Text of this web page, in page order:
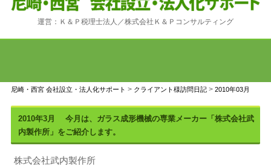
運営：Ｋ＆Ｐ税理士法人／株式会社Ｋ＆Ｐコンサルティング
尼崎・西宮 会社設立・法人化サポート > クライアント様訪問日記> 2010年03月
2010年3月 今月は、ガラス成形機械の専業メーカー「株式会社武
内製作所」をご紹介します。
株式会社武内製作所